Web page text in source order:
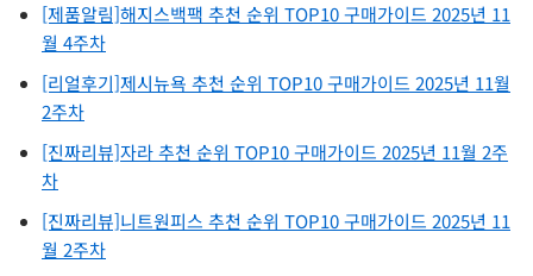
[제품알림]해지스백팩 추천 순위 TOP10 구매가이드 2025년 11
월 4주차
[리얼후기]제시뉴욕 추천 순위 TOP10 구매가이드 2025년 11월
2주차
[진짜리뷰]자라 추천 순위 TOP10 구매가이드 2025년 11월 2주
차
[진짜리뷰]니트원피스 추천 순위 TOP10 구매가이드 2025년 11
월 2주차